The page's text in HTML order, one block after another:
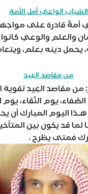
الشباب الواعي أمل الأمة
أمةٌ قادرة على
والعلم والوعي
يحمل دينه بعلم،
من مقاصد العِيد
مقاصد العِيد تقوية
الصَّفاء، يوم النَّقاء،
اليوم المبارك
لما قد يكون بين
فمتى يطّرح .